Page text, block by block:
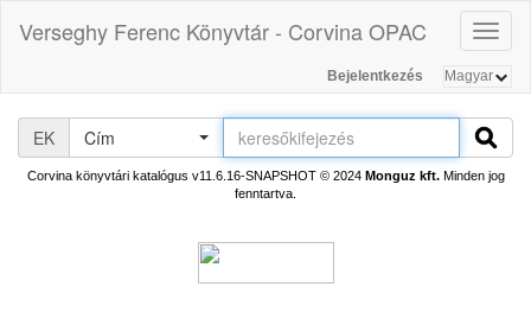
Verseghy Ferenc Könyvtár - Corvina OPAC
Bejelentkezés
EK Cím
Corvina könyvtári katalógus v11.6.16-SNAPSHOT© 2024 Monguz kft.Minden jog
fenntartva.